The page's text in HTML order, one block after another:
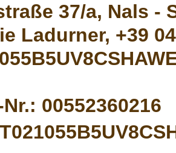
37/a, Nals -
Ladurner, +39
00552360216